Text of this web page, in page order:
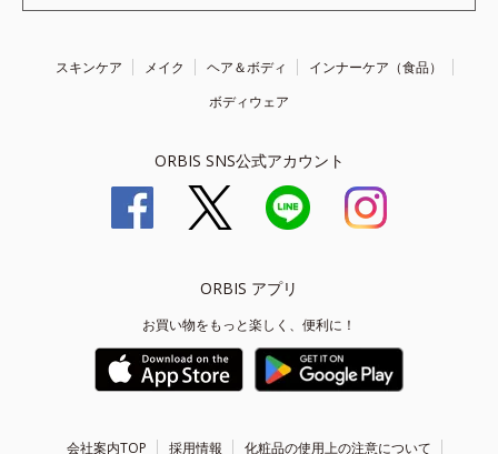
スキンケア メイク ヘア＆ボディ
インナーケア（食品）
ボディウェア
ORBIS SNS公式アカウント
ORBIS アプリ
お買い物をもっと楽しく、便利に！
会社案内TOP 採用情報 化粧品の使用上の注意について